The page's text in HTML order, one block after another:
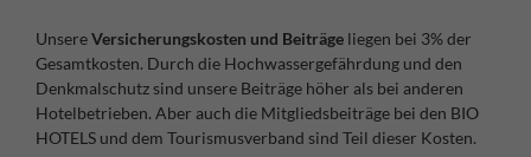
UnsereVersicherungskosten und Beiträge liegen bei 3% der
Gesamtkosten. Durch die Hochwassergefährdung und den
Denkmalschutz sind unsere Beiträge höher als bei anderen
Hotelbetrieben. Aber auch die Mitgliedsbeiträge bei den BIO
HOTELS und dem Tourismusverband sind Teil dieser Kosten.